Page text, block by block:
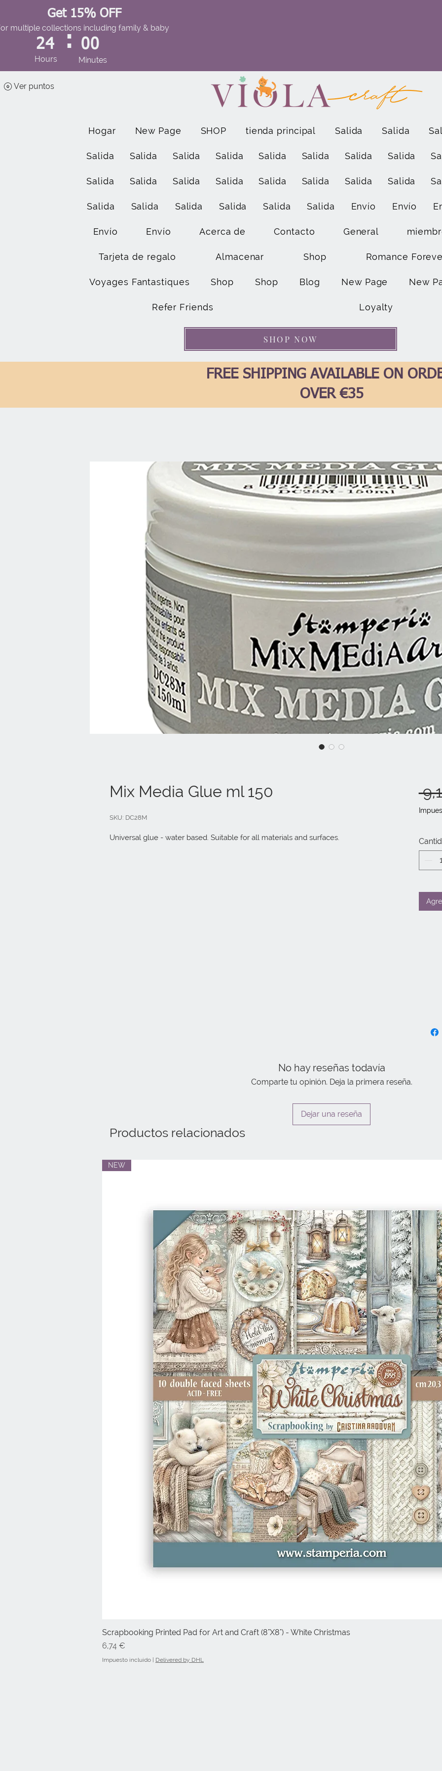
Get 15% OFF
multiple collections including family & baby
24
Hours
: 00
Minutes
Ver puntos
Hogar New Page SHOP tienda principal Salida Salida
Salida Salida Salida Salida Salida Salida Salida Salida
Salida Salida Salida Salida Salida Salida Salida Salida
Salida Salida Salida Salida Salida Salida Envío Envío
Envío Envío Acerca de Contacto General
Tarjeta de regalo Almacenar Shop Romance
Voyages Fantastiques Shop Shop Blog New Page New
Refer Friends Loyalty
SHOP NOW
FREE SHIPPING AVAILABLE ON
OVER €35
Mix Media Glue ml 150
SKU: DC28M
Universal glue - water based. Suitable for all materials and surfaces.
No hay reseñas todavía
Comparte tu opinión. Deja la primera reseña.
Dejar una reseña
Productos relacionados
Vista rápida
NEW
Scrapbooking Printed Pad for Art and Craft (8"X8") - White Christmas
Precio
6,74 €
Impuesto incluido Delivered by DHL